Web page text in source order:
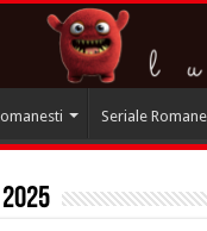
Seriale